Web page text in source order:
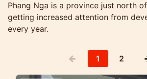
Phang Nga is a province just north
getting increased attention from
every year.
1 2